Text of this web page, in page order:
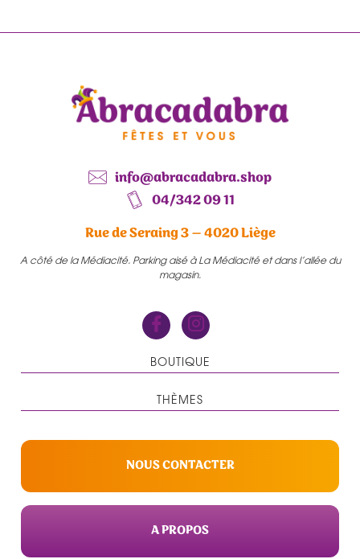
info@abracadabra.shop
04/342 09 11
Rue de Seraing 3 – 4020 Liège
A côté de la Médiacité. Parking aisé à La Médiacité et dans l’allée du
magasin.
BOUTIQUE
THÈMES
NOUS CONTACTER
A PROPOS